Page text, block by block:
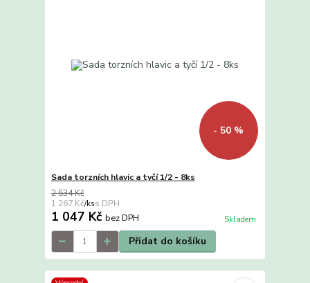
- 50 %
Sada torzních hlavic a tyčí 1/2 - 8ks
2 534 Kč
1 267 Kč/ks
1 047 Kč bez DPH Skladem
Přidat do košíku